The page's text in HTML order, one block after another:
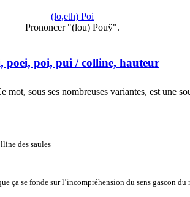
(lo,eth) Poi
Prononcer "(lou) Pouÿ".
poei, poi, pui / colline, hauteur
mot, sous ses nombreuses variantes, est une
des saules
ça se fonde sur l’incompréhension du sens